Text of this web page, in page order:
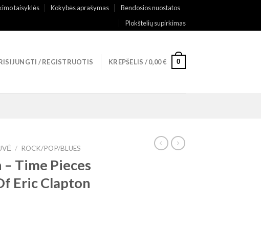
taisyklės Kokybės aprašymas
Bendosios nuostatos
Plokštelių supirkimas
/ REGISTRUOTIS KREPŠELIS /0,00€ 0
/ ROCK/POP/BLUES
Time Pieces
Eric Clapton